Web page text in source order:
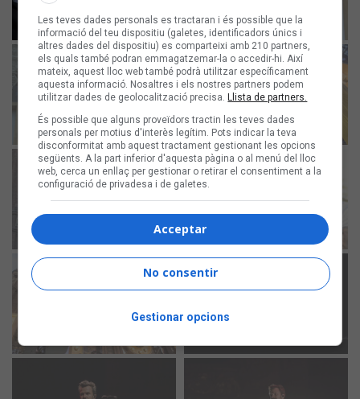
Les teves dades personals es tractaran i és possible que la
informació del teu dispositiu (galetes, identificadors únics i
altres dades del dispositiu) es comparteixi amb 210 partners,
els quals també podran emmagatzemar-la o accedir-hi. Així
mateix, aquest lloc web també podrà utilitzar específicament
aquesta informació. Nosaltres i els nostres partners podem
utilitzar dades de geolocalització precisa. Llista de partners.
És possible que alguns proveïdors tractin les teves dades
personals per motius d'interès legítim. Pots indicar la teva
disconformitat amb aquest tractament gestionant les opcions
següents. A la part inferior d'aquesta pàgina o al menú del lloc
web, cerca un enllaç per gestionar o retirar el consentiment a la
configuració de privadesa i de galetes.
Acceptar
No consentir
Gestionar opcions